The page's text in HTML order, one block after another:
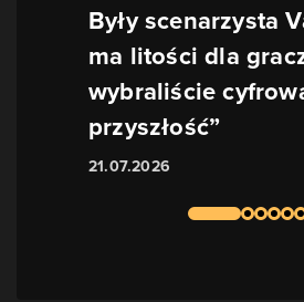
Były scenarzysta
ma litości dla
wybraliście
przyszłość”
21.07.2026